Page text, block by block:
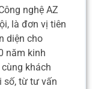
nghệ AZ
là đơn vị tiên
diện cho
năm kinh
khách
số, từ tư vấn